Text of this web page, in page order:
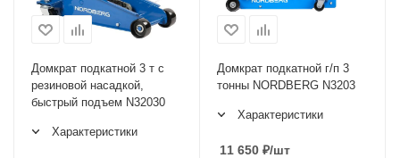
Домкрат подкатной 3 т с
резиновой насадкой,
быстрый подъем N32030
Характеристики
Домкрат подкатной г/п 3
тонны NORDBERG N3203
Характеристики
11 650 ₽/шт